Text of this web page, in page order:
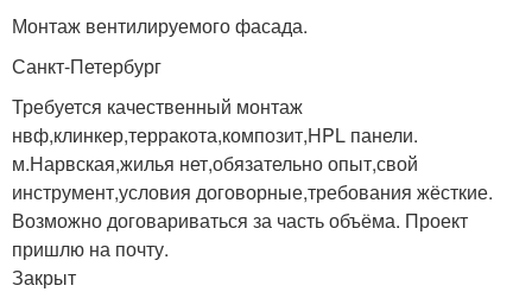
Монтаж вентилируемого фасада.
Санкт-Петербург
Требуется качественный монтаж
нвф,клинкер,терракота,композит,HPL панели.
м.Нарвская,жилья нет,обязательно опыт,свой
инструмент,условия договорные,требования жёсткие.
Возможно договариваться за часть объёма. Проект
пришлю на почту.
Закрыт